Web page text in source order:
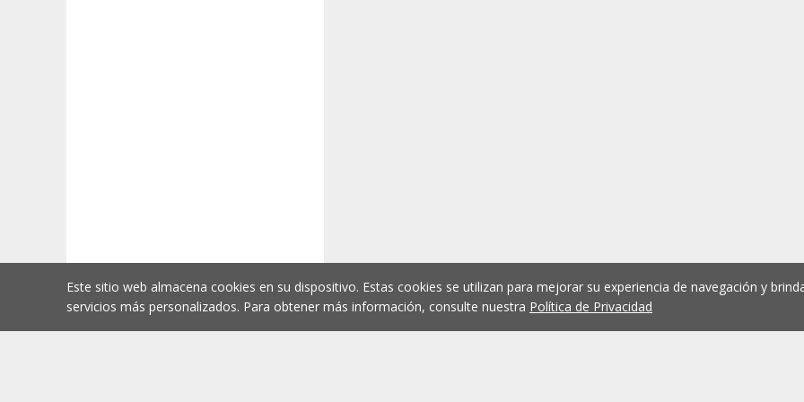
Este sitio web almacena cookies en su dispositivo. Estas cookies se utilizan para mejorar su experiencia de navegación y
servicios más personalizados. Para obtener más información, consulte nuestra Política de Privacidad